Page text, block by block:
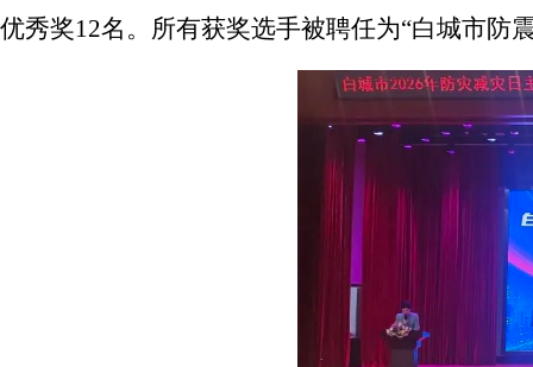
优秀奖12名。所有获奖选手被聘任为“白城市防